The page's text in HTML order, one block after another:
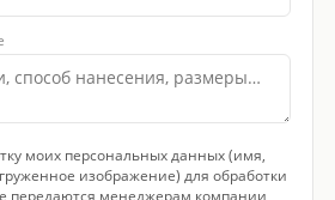
моих персональных данных (имя,
изображение) для обработки
передаются менеджерам компании